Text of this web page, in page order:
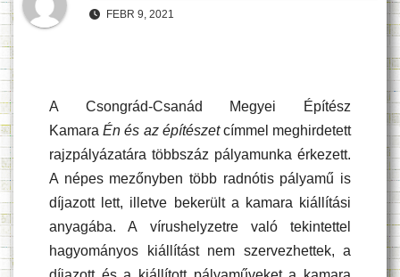
FEBR 9, 2021
A Csongrád-Csanád Megyei Építész
KamaraÉn és az építészetcímmel meghirdetett
rajzpályázatára többszáz pályamunka érkezett.
A népes mezőnyben több radnótis pályamű is
díjazott lett, illetve bekerült a kamara kiállítási
anyagába. A vírushelyzetre való tekintettel
hagyományos kiállítást nem szervezhettek, a